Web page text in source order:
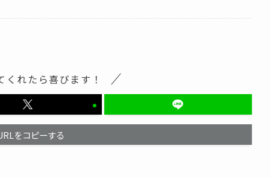
くれたら喜びます！
をコピーする